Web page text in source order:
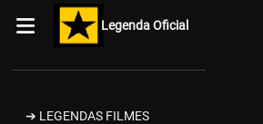
Legenda Oficial
➔ LEGENDAS FILMES